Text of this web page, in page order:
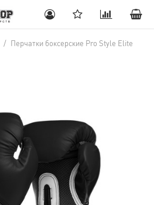
/ Перчатки боксерские Pro Style Elite